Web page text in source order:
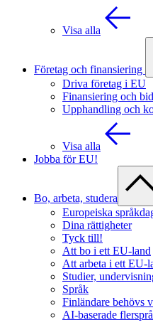
Visa alla
Företag och finansiering
Driva företag i EU
Finansiering och
Upphandling och
Visa alla
Jobba för EU!
Bo, arbeta, studera
Europeiska
Dina rättigheter
Tyck till!
Att bo i ett EU-land
Att arbeta i ett EU-
Studier,
Språk
Finländare behövs
AI-baserade